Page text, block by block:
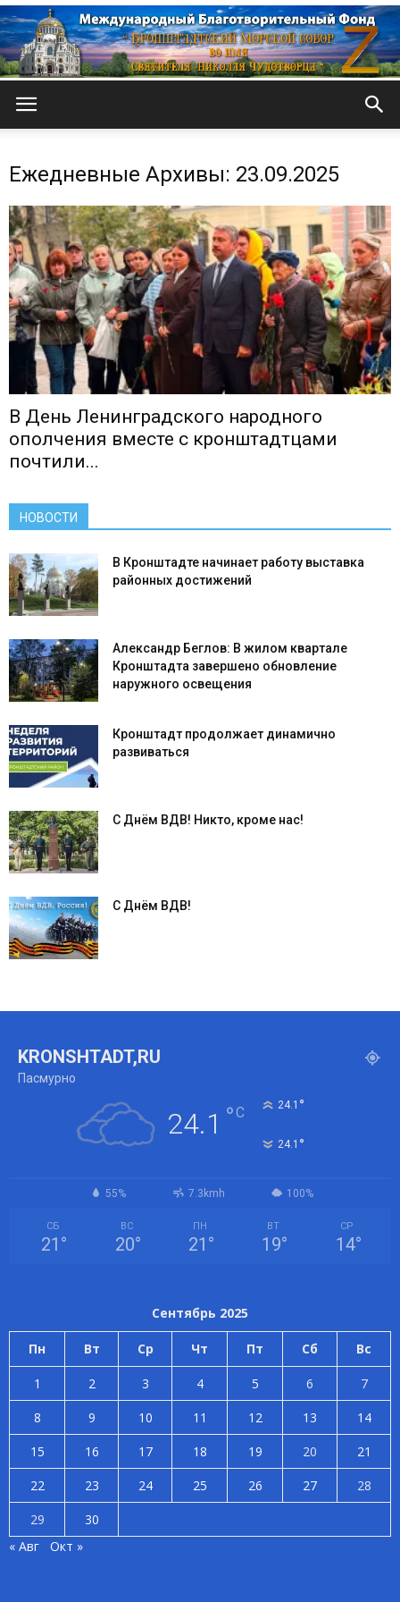
собор
Ежедневные Архивы: 23.09.2025
В День Ленинградского народного
ополчения вместе с кронштадтцами
почтили...
НОВОСТИ
В Кронштадте начинает работу выставка
районных достижений
Александр Беглов: В жилом квартале
Кронштадта завершено обновление
наружного освещения
Кронштадт продолжает динамично
развиваться
С Днём ВДВ! Никто, кроме нас!
С Днём ВДВ!
KRONSHTADT,RU
Пасмурно
24.1 °C 24.1 °
24.1 °
55% 7.3kmh 100%
СБ
21 °
ВС
20°
ПН
21 °
ВТ
19°
СР
14°
Сентябрь 2025
Пн Вт Ср Чт Пт Сб Вс
1 2 3 4 5 6
7
8
9 10 11 12 13
14
15
16 17 18 19 20
21
22
23 24 25 26 27
28
29
30
« Авг
Окт »